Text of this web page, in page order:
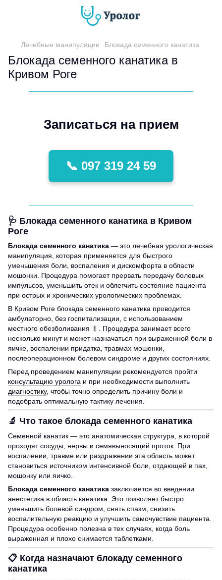
Лечебные манипуляции Блокада семенного канатика
Блокада семенного канатика в
Кривом Роге
Записаться на прием
📞 097 319 24 59
🩺 Блокада семенного канатика в Кривом
Роге
Блокада семенного канатика — это лечебная урологическая
манипуляция, которая применяется для быстрого
уменьшения боли, воспаления и дискомфорта в области
мошонки. Процедура помогает прервать передачу болевых
импульсов, уменьшить отек и облегчить состояние пациента
при острых и хронических урологических проблемах.
В Кривом Роге блокада семенного канатика проводится
амбулаторно, без госпитализации, с использованием
местного обезболивания 💉. Процедура занимает всего
несколько минут и может назначаться при выраженной боли в
яичке, воспалении придатка, травмах мошонки,
послеоперационном болевом синдроме и других состояниях.
Перед проведением манипуляции рекомендуется пройти
консультацию уролога и при необходимости выполнить
диагностику, чтобы точно определить причину боли и
подобрать оптимальную тактику лечения.
🔬 Что такое блокада семенного канатика
Семенной канатик — это анатомическая структура, в которой
проходят сосуды, нервы и семявыносящий проток. При
воспалении, травме или раздражении эта область может
становиться источником интенсивной боли, отдающей в пах,
мошонку или яичко.
Блокада семенного канатика заключается во введении
анестетика в область канатика. Это позволяет быстро
уменьшить болевой синдром, снять спазм, снизить
воспалительную реакцию и улучшить самочувствие пациента.
Процедура особенно полезна в тех случаях, когда боль
выраженная и плохо снимается таблетками.
📋 Когда назначают блокаду семенного
канатика